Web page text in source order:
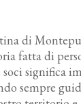
di
fatta di
soci significa
sempre